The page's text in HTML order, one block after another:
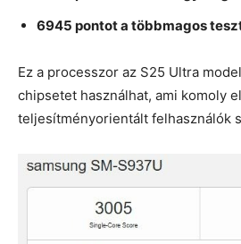
6945 pontot a többmagos
Ez a processzor az S25 Ultra
chipsetet használhat, ami komoly
teljesítményorientált felhasználók